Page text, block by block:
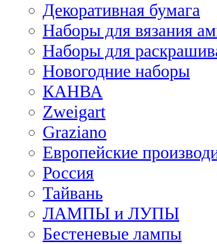
Декоративная бумага
Наборы для вязания
Наборы для
Новогодние наборы
КАНВА
Zweigart
Graziano
Европейские
Россия
Тайвань
ЛАМПЫ и ЛУПЫ
Бестеневые лампы